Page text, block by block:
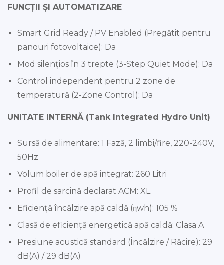
FUNCȚII ȘI AUTOMATIZARE
Smart Grid Ready / PV Enabled (Pregătit pentru
panouri fotovoltaice): Da
Mod silențios în 3 trepte (3-Step Quiet Mode): Da
Control independent pentru 2 zone de
temperatură (2-Zone Control): Da
UNITATE INTERNĂ (Tank Integrated Hydro Unit)
Sursă de alimentare: 1 Fază, 2 limbi/fire, 220-240V,
50Hz
Volum boiler de apă integrat: 260 Litri
Profil de sarcină declarat ACM: XL
Eficiență încălzire apă caldă (ηwh): 105 %
Clasă de eficiență energetică apă caldă: Clasa A
Presiune acustică standard (Încălzire / Răcire): 29
dB(A) / 29 dB(A)